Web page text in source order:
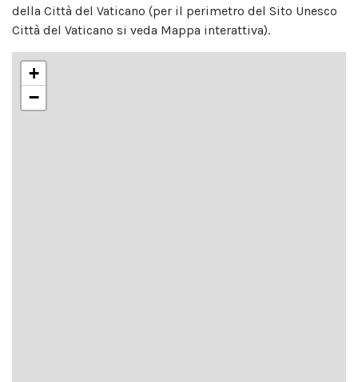
della Città del Vaticano (per il perimetro del Sito Unesco
Città del Vaticano si veda Mappa interattiva).
+
−